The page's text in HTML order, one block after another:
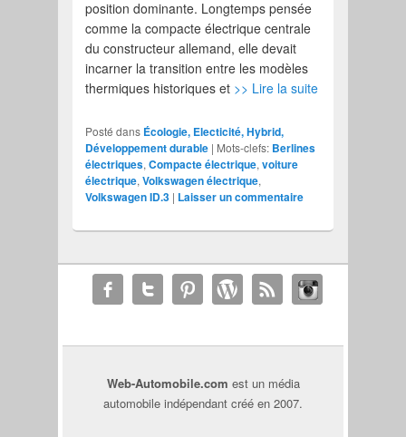
position dominante. Longtemps pensée
comme la compacte électrique centrale
du constructeur allemand, elle devait
incarner la transition entre les modèles
thermiques historiques et >> Lire la suite
Posté dans Écologie, Electicité, Hybrid,
Développement durable | Mots-clefs: Berlines
électriques,Compacte électrique,voiture
électrique,Volkswagen électrique,
Volkswagen ID.3 | Laisser un commentaire
Web-Automobile.com est un média
automobile indépendant créé en 2007.